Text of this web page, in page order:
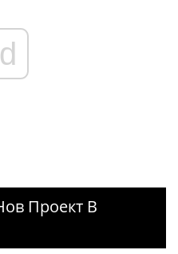
Проект В